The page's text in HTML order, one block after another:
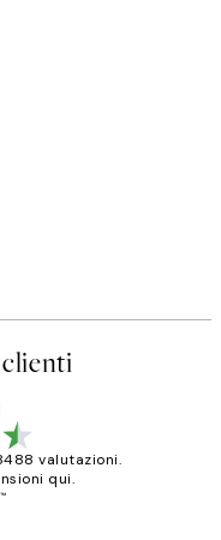
valutazioni.
qui.